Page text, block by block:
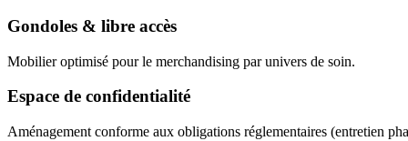
Gondoles & libre accès
Mobilier optimisé pour le merchandising par univers de soin.
Espace de confidentialité
Aménagement conforme aux obligations réglementaires (entretien